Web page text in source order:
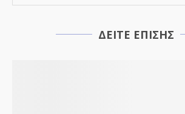
ΔΕΙΤΕ ΕΠΙΣΗΣ